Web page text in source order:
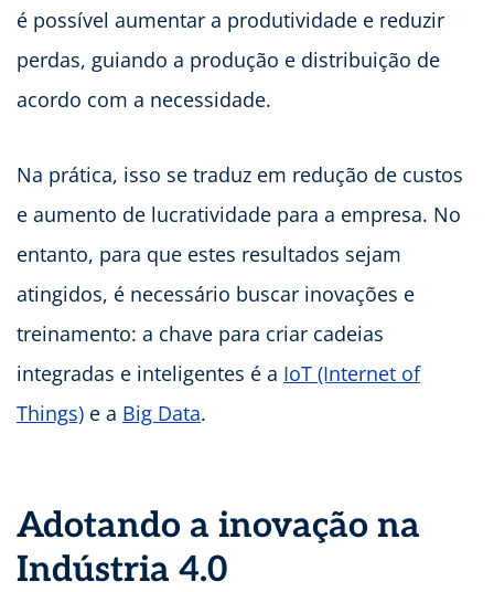
é possível aumentar a produtividade e reduzir
perdas, guiando a produção e distribuição de
acordo com a necessidade.
Na prática, isso se traduz em redução de custos
e aumento de lucratividade para a empresa. No
entanto, para que estes resultados sejam
atingidos, é necessário buscar inovações e
treinamento: a chave para criar cadeias
integradas e inteligentes é a IoT (Internet of
Things) e a Big Data.
Adotando a inovação na
Indústria 4.0